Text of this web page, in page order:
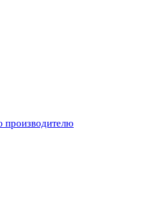
производителю